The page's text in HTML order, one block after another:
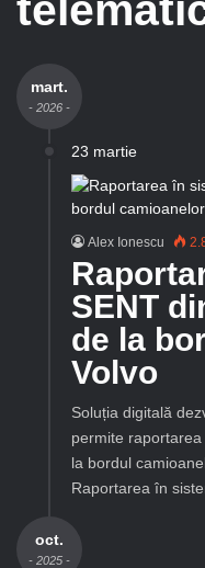
mart.
- 2026 -
23 martie
Alex Ionescu
SENT
de la
Volvo
Soluția digitală
permite
la bordul
Raportarea în
oct.
- 2025 -